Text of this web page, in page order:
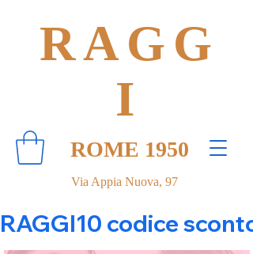
Via Appia Nuova, 97
RAGG
I
ROME 1950
RAGGI10 codice